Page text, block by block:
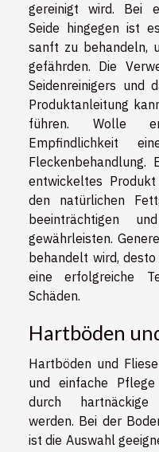
gereinigt wird. Bei
Seide hingegen ist
sanft zu behandeln,
gefährden. Die
Seidenreinigers und
Produktanleitung
führen. Wolle
Empfindlichkeit
entwickeltes
den natürlichen
beeinträchtigen
gewährleisten.
behandelt wird,
eine erfolgreiche
Schäden.
Hartböden
Hartböden und
und einfache
durch hartnäckige
werden. Bei der
ist die Auswahl